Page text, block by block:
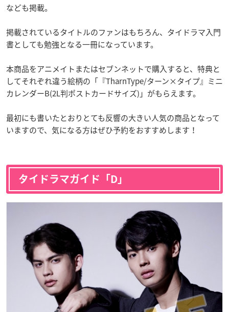
なども掲載。
掲載されているタイトルのファンはもちろん、タイドラマ入門
書としても勉強となる一冊になっています。
本商品をアニメイトまたはセブンネットで購入すると、特典と
してそれぞれ違う絵柄の「『TharnType/ターン×タイプ』ミニ
カレンダーB(2L判ポストカードサイズ)」がもらえます。
最初にも書いたとおりとても反響の大きい人気の商品となって
いますので、気になる方はぜひ予約をおすすめします！
タイドラマガイド「D」